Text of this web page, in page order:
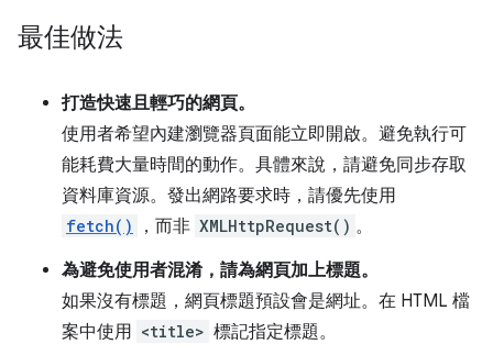
最佳做法
打造快速且輕巧的網頁。
使用者希望內建瀏覽器頁面能立即開啟。避免執行可
能耗費大量時間的動作。具體來說，請避免同步存取
資料庫資源。發出網路要求時，請優先使用
fetch() ，而非 XMLHttpRequest() 。
為避免使用者混淆，請為網頁加上標題。
如果沒有標題，網頁標題預設會是網址。在 HTML 檔
案中使用 <title> 標記指定標題。